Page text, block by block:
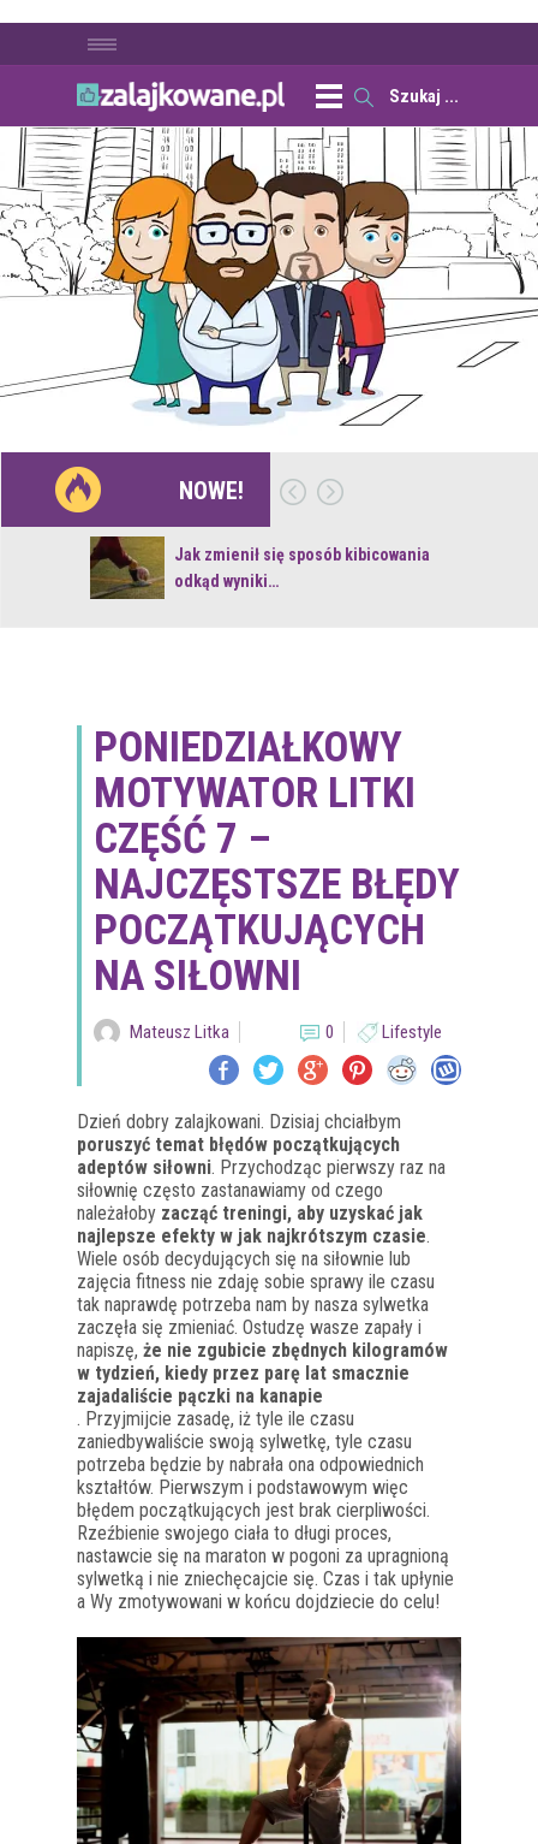
NOWE!
Jak zmienił się sposób kibicowania
odkąd wyniki…
PONIEDZIAŁKOWY
MOTYWATOR LITKI
CZĘŚĆ 7 –
NAJCZĘSTSZE BŁĘDY
POCZĄTKUJĄCYCH
NA SIŁOWNI
Mateusz Litka 0 Lifestyle
Dzień dobry zalajkowani. Dzisiaj chciałbym
poruszyć temat błędów początkujących
adeptów siłowni. Przychodząc pierwszy raz na
siłownię często zastanawiamy od czego
należałoby zacząć treningi, aby uzyskać jak
najlepsze efekty w jak najkrótszym czasie.
Wiele osób decydujących się na siłownie lub
zajęcia fitness nie zdaję sobie sprawy ile czasu
tak naprawdę potrzeba nam by nasza sylwetka
zaczęła się zmieniać. Ostudzę wasze zapały i
napiszę, że nie zgubicie zbędnych kilogramów
w tydzień, kiedy przez parę lat smacznie
zajadaliście pączki na kanapie
. Przyjmijcie zasadę, iż tyle ile czasu
zaniedbywaliście swoją sylwetkę, tyle czasu
potrzeba będzie by nabrała ona odpowiednich
kształtów. Pierwszym i podstawowym więc
błędem początkujących jest brak cierpliwości.
Rzeźbienie swojego ciała to długi proces,
nastawcie się na maraton w pogoni za upragnioną
sylwetką i nie zniechęcajcie się. Czas i tak upłynie
a Wy zmotywowani w końcu dojdziecie do celu!